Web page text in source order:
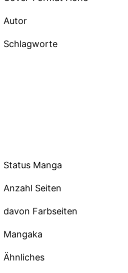
Autor
Schlagworte
Status Manga
Anzahl Seiten
davon Farbseiten
Mangaka
Ähnliches